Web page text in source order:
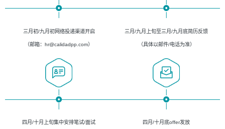
三月初/九月初网络投递渠道开启
（邮箱：hr@calidadpp.com）
三月/九月上旬至三月/九月底简历反馈
（具体以邮件/电话为准）
四月/十月上旬集中安排笔试/面试 四月/十月底offer发放